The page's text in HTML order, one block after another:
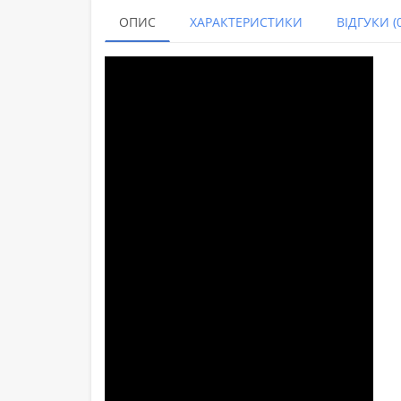
ОПИС ХАРАКТЕРИСТИКИ ВІДГУКИ